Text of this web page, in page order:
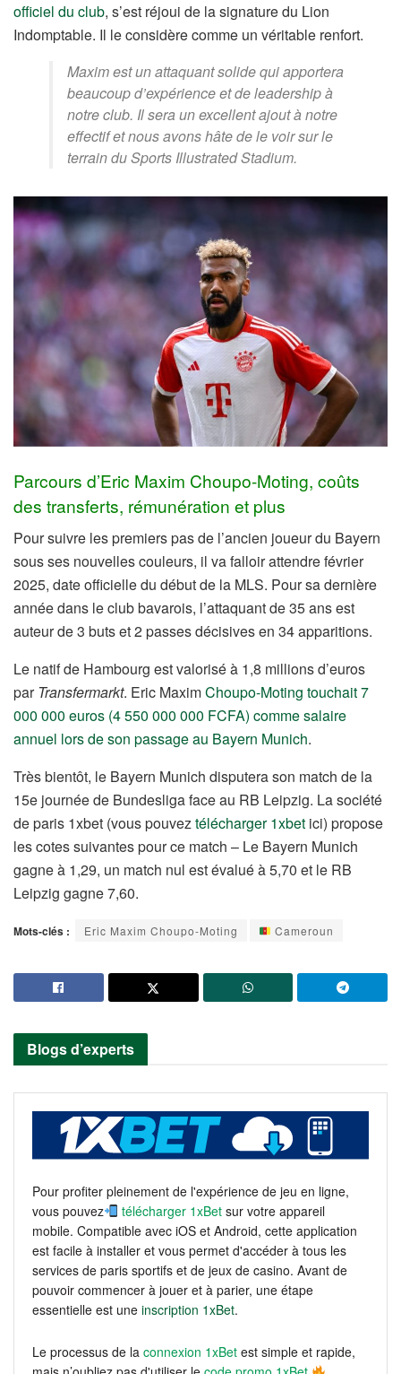
officiel du club, s’est réjoui de la signature du Lion
Indomptable. Il le considère comme un véritable renfort.
Maxim est un attaquant solide qui apportera
beaucoup d’expérience et de leadership à
notre club. Il sera un excellent ajout à notre
effectif et nous avons hâte de le voir sur le
terrain du Sports Illustrated Stadium.
Parcours d’Eric Maxim Choupo-Moting, coûts
des transferts, rémunération et plus
Pour suivre les premiers pas de l’ancien joueur du Bayern
sous ses nouvelles couleurs, il va falloir attendre février
2025, date officielle du début de la MLS. Pour sa dernière
année dans le club bavarois, l’attaquant de 35 ans est
auteur de 3 buts et 2 passes décisives en 34 apparitions.
Le natif de Hambourg est valorisé à 1,8 millions d’euros
par Transfermarkt. Eric MaximChoupo-Moting touchait 7
000 000 euros (4 550 000 000 FCFA) comme salaire
annuel lors de son passage au Bayern Munich.
Très bientôt, le Bayern Munich disputera son match de la
15e journée de Bundesliga face au RB Leipzig. La société
de paris 1xbet (vous pouveztélécharger 1xbet ici) propose
les cotes suivantes pour ce match – Le Bayern Munich
gagne à 1,29, un match nul est évalué à 5,70 et le RB
Leipzig gagne 7,60.
Mots-clés : Eric Maxim Choupo-Moting Cameroun
Blogs d’experts
Pour profiter pleinement de l'expérience de jeu en ligne,
vous pouvez
télécharger 1xBet sur votre appareil
mobile. Compatible avec iOS et Android, cette application
est facile à installer et vous permet d'accéder à tous les
services de paris sportifs et de jeux de casino. Avant de
pouvoir commencer à jouer et à parier, une étape
essentielle est une inscription 1xBet.
Le processus de la connexion 1xBet est simple et rapide,